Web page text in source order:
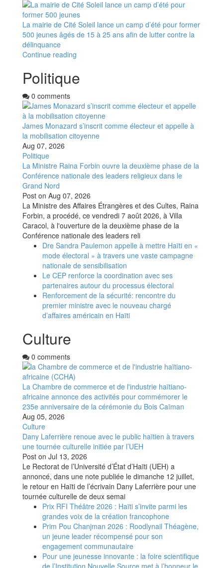
La mairie de Cité Soleil lance un camp d’été pour former
500 jeunes âgés de 15 à 25 ans afin de lutter contre la
délinquance
Continue reading
Politique
0 comments
James Monazard s’inscrit comme électeur et appelle à
la mobilisation citoyenne
Aug 07, 2026
Politique
La Ministre Raina Forbin ouvre la deuxième phase de la
Conférence nationale des leaders religieux dans le
Grand Nord
Post on Aug 07, 2026
La Ministre des Affaires Étrangères et des Cultes, Raina
Forbin, a procédé, ce vendredi 7 août 2026, à Villa
Caracol, à l'ouverture de la deuxième phase de la
Conférence nationale des leaders reli
Dre Sandra Paulemon appelle à mettre Haïti en «
mode électoral » à travers une vaste campagne
nationale de sensibilisation
Le CEP renforce la coordination avec ses
partenaires autour du processus électoral
Renforcement de la sécurité: rencontre du
premier ministre avec le nouveau chargé
d’affaires américain en Haïti
Culture
0 comments
La Chambre de commerce et de l'industrie haïtiano-
africaine annonce des activités pour commémorer le
235e anniversaire de la cérémonie du Bois Caïman
Aug 05, 2026
Culture
Dany Laferrière renoue avec le public haïtien à travers
une tournée culturelle initiée par l’UEH
Post on Jul 13, 2026
Le Rectorat de l’Université d’État d’Haïti (UEH) a
annoncé, dans une note publiée le dimanche 12 juillet,
le retour en Haïti de l’écrivain Dany Laferrière pour une
tournée culturelle de deux semai
Prix RFI Théâtre 2026 : Haïti s’invite parmi les
grandes voix de la création francophone
Prim Pou Chanjman 2026 : Roodlynail Théagène,
un jeune leader récompensé pour son
engagement communautaire
Pour une jeunesse innovante : la foire scientifique
de l’Institution Nouvelle Source met à l’honneur le